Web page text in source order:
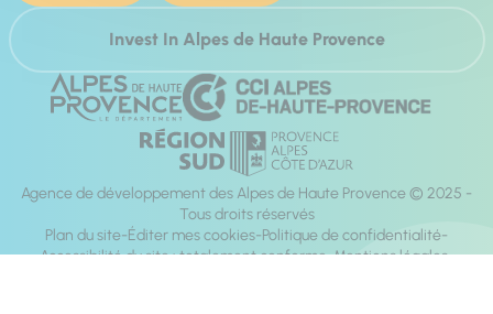
Invest In Alpes de Haute Provence
Agence de développement des Alpes de Haute Provence © 2025 -
Tous droits réservés
Plan du site Éditer mes cookies Politique de confidentialité
Accessibilité du site : totalement conforme Mentions légales